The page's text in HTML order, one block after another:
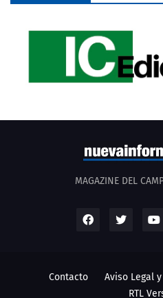
MAGAZINE DEL
Contacto
Aviso Legal
RTL